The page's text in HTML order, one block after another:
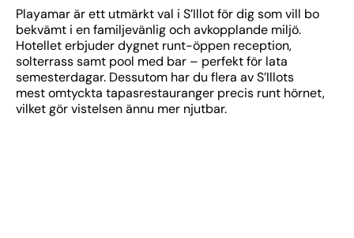
Playamar är ett utmärkt val i S’Illot för dig som vill bo
bekvämt i en familjevänlig och avkopplande miljö.
Hotellet erbjuder dygnet runt-öppen reception,
solterrass samt pool med bar – perfekt för lata
semesterdagar. Dessutom har du flera av S’Illots
mest omtyckta tapasrestauranger precis runt hörnet,
vilket gör vistelsen ännu mer njutbar.